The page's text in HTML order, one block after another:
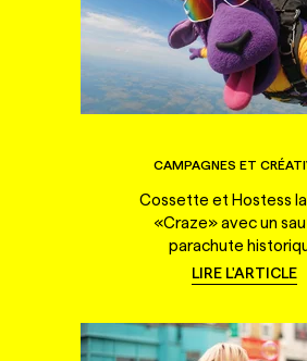
CAMPAGNES ET
Cossette et Hostess
«Craze» avec un
parachute
LIRE L'ARTICLE